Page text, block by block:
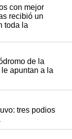
con mejor
recibió un
toda la
de la
apuntan a la
tres podios